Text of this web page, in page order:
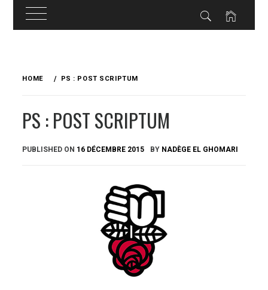
HOME PS : POST SCRIPTUM
PS : POST SCRIPTUM
PUBLISHED ON 16 DÉCEMBRE 2015 BY NADÈGE EL GHOMARI